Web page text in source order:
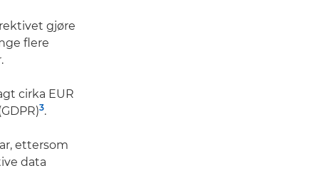
gjøre
flere
cirka EUR
3.
ettersom
data